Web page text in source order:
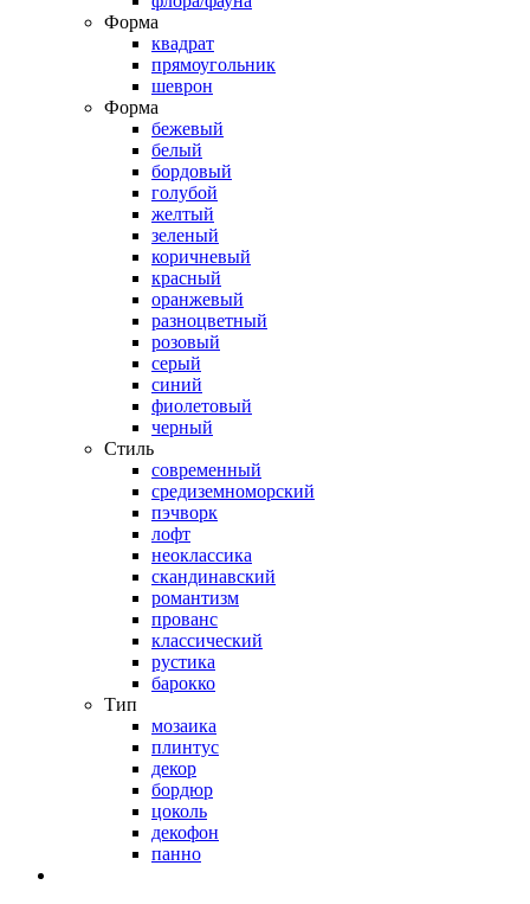
Форма
квадрат
прямоугольник
шеврон
Форма
бежевый
белый
бордовый
голубой
желтый
зеленый
коричневый
красный
оранжевый
разноцветный
розовый
серый
синий
фиолетовый
черный
Стиль
современный
средиземноморский
пэчворк
лофт
неоклассика
скандинавский
романтизм
прованс
классический
рустика
барокко
Тип
мозаика
плинтус
декор
бордюр
цоколь
декофон
панно